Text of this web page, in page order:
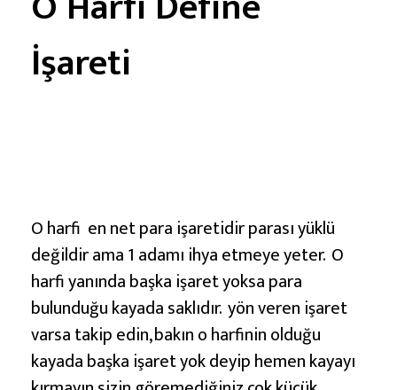
İşareti
O harfi en net para işaretidir parası yüklü
değildir ama 1 adamı ihya etmeye yeter. O
harfi yanında başka işaret yoksa para
bulunduğu kayada saklıdır. yön veren işaret
varsa takip edin, bakın o harfinin olduğu
kayada başka işaret yok deyip hemen kayayı